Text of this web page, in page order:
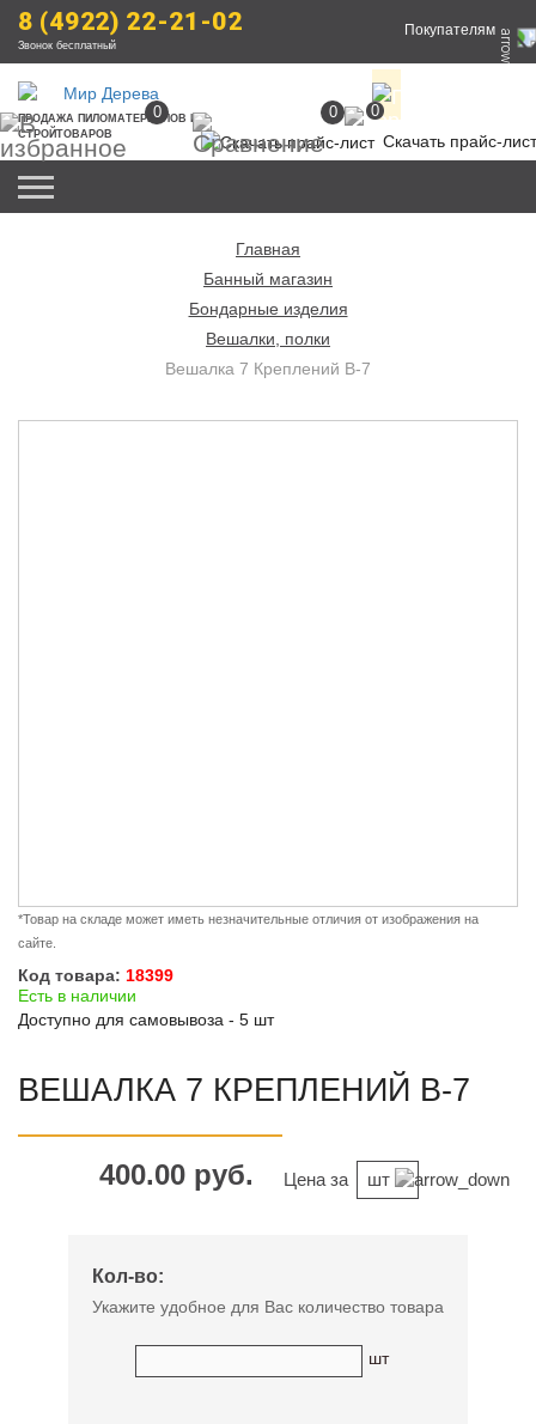
8 (4922) 22-21-02
Звонок бесплатный
Покупателям
ПРОДАЖА ПИЛОМАТЕРИАЛОВ И
СТРОЙТОВАРОВ
Скачать прайс-лист
0 0 0
Главная
Банный магазин
Бондарные изделия
Вешалки, полки
Вешалка 7 Креплений В-7
*Товар на складе может иметь незначительные отличия от изображения на
сайте.
Код товара: 18399
Есть в наличии
Доступно для самовывоза - 5 шт
ВЕШАЛКА 7 КРЕПЛЕНИЙ В-7
400.00 руб. Цена за шт
Кол-во:
Укажите удобное для Вас количество товара
шт